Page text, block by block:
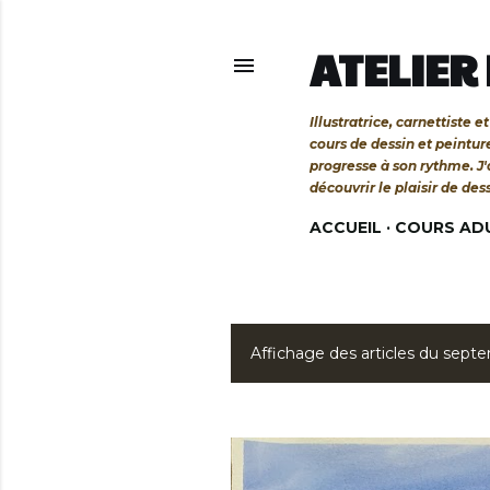
Illustratrice, carnettiste et
cours de dessin et
progresse à son rythme.
découvrir le plaisir de
ACCUEIL COURS
A
t
Affichage des articles du